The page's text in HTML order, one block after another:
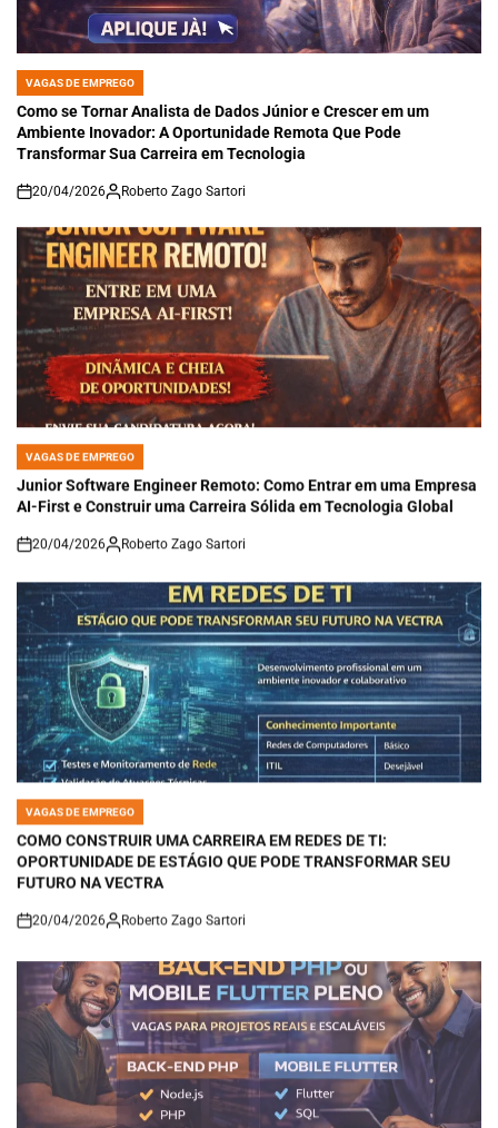
POSTED
IN
VAGAS DE EMPREGO
Como se Tornar Analista de Dados Júnior e Crescer em um
Ambiente Inovador: A Oportunidade Remota Que Pode
Transformar Sua Carreira em Tecnologia
on
20/04/2026 Roberto Zago Sartori
POSTED
IN
VAGAS DE EMPREGO
Junior Software Engineer Remoto: Como Entrar em uma Empresa
AI-First e Construir uma Carreira Sólida em Tecnologia Global
on
20/04/2026 Roberto Zago Sartori
POSTED
IN
VAGAS DE EMPREGO
COMO CONSTRUIR UMA CARREIRA EM REDES DE TI:
OPORTUNIDADE DE ESTÁGIO QUE PODE TRANSFORMAR SEU
FUTURO NA VECTRA
on